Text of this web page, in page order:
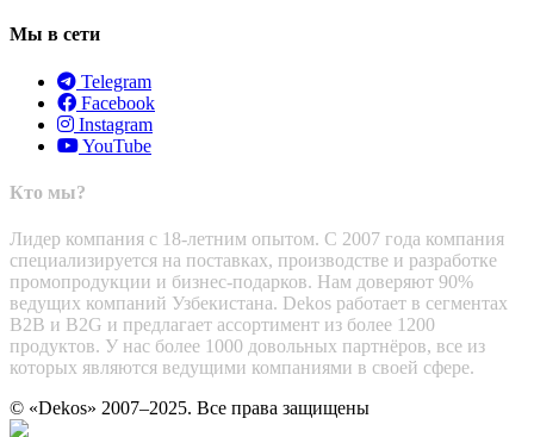
Мы в сети
Telegram
Facebook
Instagram
YouTube
Кто мы?
Лидер компания с 18-летним опытом. С 2007 года компания
специализируется на поставках, производстве и разработке
промопродукции и бизнес-подарков. Нам доверяют 90%
ведущих компаний Узбекистана. Dekos работает в сегментах
B2B и B2G и предлагает ассортимент из более 1200
продуктов. У нас более 1000 довольных партнёров, все из
которых являются ведущими компаниями в своей сфере.
© «Dekos» 2007–2025. Все права защищены